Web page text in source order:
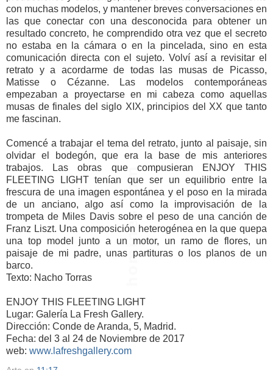
con muchas modelos, y mantener breves conversaciones en
las que conectar con una desconocida para obtener un
resultado concreto, he comprendido otra vez que el secreto
no estaba en la cámara o en la pincelada, sino en esta
comunicación directa con el sujeto. Volví así a revisitar el
retrato y a acordarme de todas las musas de Picasso,
Matisse o Cézanne. Las modelos contemporáneas
empezaban a proyectarse en mi cabeza como aquellas
musas de finales del siglo XIX, principios del XX que tanto
me fascinan.
Comencé a trabajar el tema del retrato, junto al paisaje, sin
olvidar el bodegón, que era la base de mis anteriores
trabajos. Las obras que compusieran ENJOY THIS
FLEETING LIGHT tenían que ser un equilibrio entre la
frescura de una imagen espontánea y el poso en la mirada
de un anciano, algo así como la improvisación de la
trompeta de Miles Davis sobre el peso de una canción de
Franz Liszt. Una composición heterogénea en la que quepa
una top model junto a un motor, un ramo de flores, un
paisaje de mi padre, unas partituras o los planos de un
barco.
Texto: Nacho Torras
ENJOY THIS FLEETING LIGHT
Lugar: Galería La Fresh Gallery.
Dirección: Conde de Aranda, 5, Madrid.
Fecha: del 3 al 24 de Noviembre de 2017
web: www.lafreshgallery.com